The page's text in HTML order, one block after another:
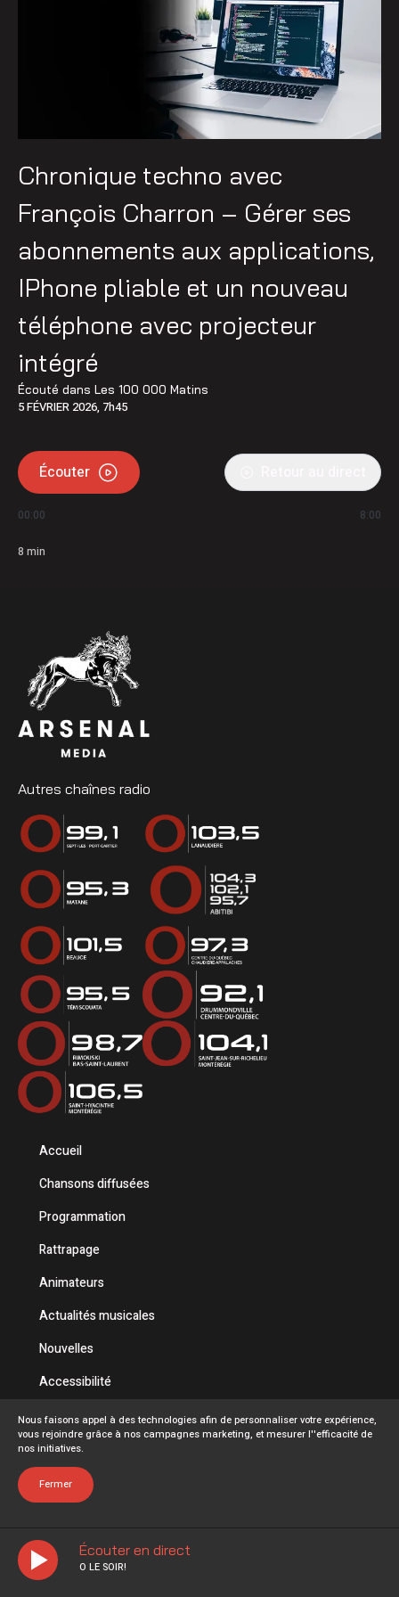
Écouter en direct
O LE SOIR!
Chronique techno avec
François Charron – Gérer ses
abonnements aux applications,
IPhone pliable et un nouveau
téléphone avec projecteur
intégré
Écouté dans Les 100 000 Matins
5 FÉVRIER 2026, 7h45
Écouter
00:00 8:00
8 min
Autres chaînes radio
Accueil
Chansons diffusées
Programmation
Rattrapage
Animateurs
Actualités musicales
Nouvelles
Accessibilité
Politique de confidentialité
Conditions d'utilisation
FAQ
Nous faisons appel à des technologies afin de personnaliser votre expérience,
vous rejoindre grâce à nos campagnes marketing, et mesurer l''efficacité de
nos initiatives.
Fermer